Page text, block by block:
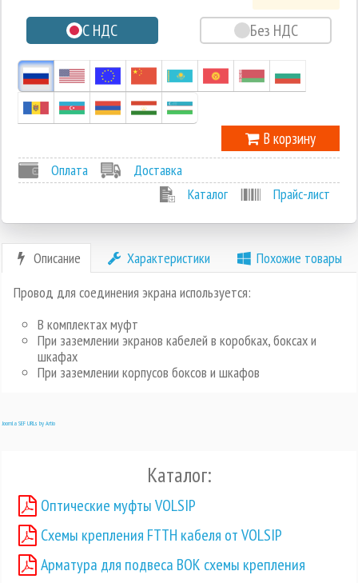
-1
С НДС Без НДС
В корзину
Оплата
Доставка
Каталог
Прайс-лист
Описание Характеристики
Похожие товары
Провод для соединения экрана используется:
В комплектах муфт
При заземлении экранов кабелей в коробках, боксах и
шкафах
При заземлении корпусов боксов и шкафов
Joomla SEF URLs by Artio
Каталог:
Оптические муфты VOLSIP
Схемы крепления FTTH кабеля от VOLSIP
Арматура для подвеса ВОК схемы крепления